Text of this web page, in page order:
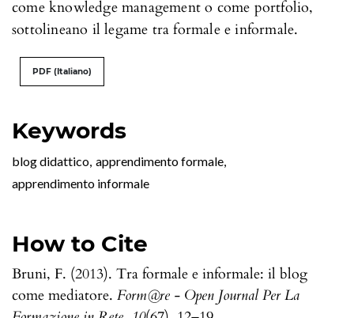
Keywords
blog didattico, apprendimento formale,
apprendimento informale
How to Cite
Bruni, F. (2013). Tra formale e informale: il blog
come mediatore. Form@re - Open Journal Per La
come knowledge management o come portfolio,
sottolineano il legame tra formale e informale.
PDF (Italiano)